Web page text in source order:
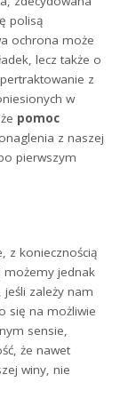
polisą
ochrona może
lecz także o
z
w
pomoc
z naszej
pierwszym
z koniecznością
możemy jednak
jeśli zależy nam
się na możliwie
sensie,
że nawet
winy, nie